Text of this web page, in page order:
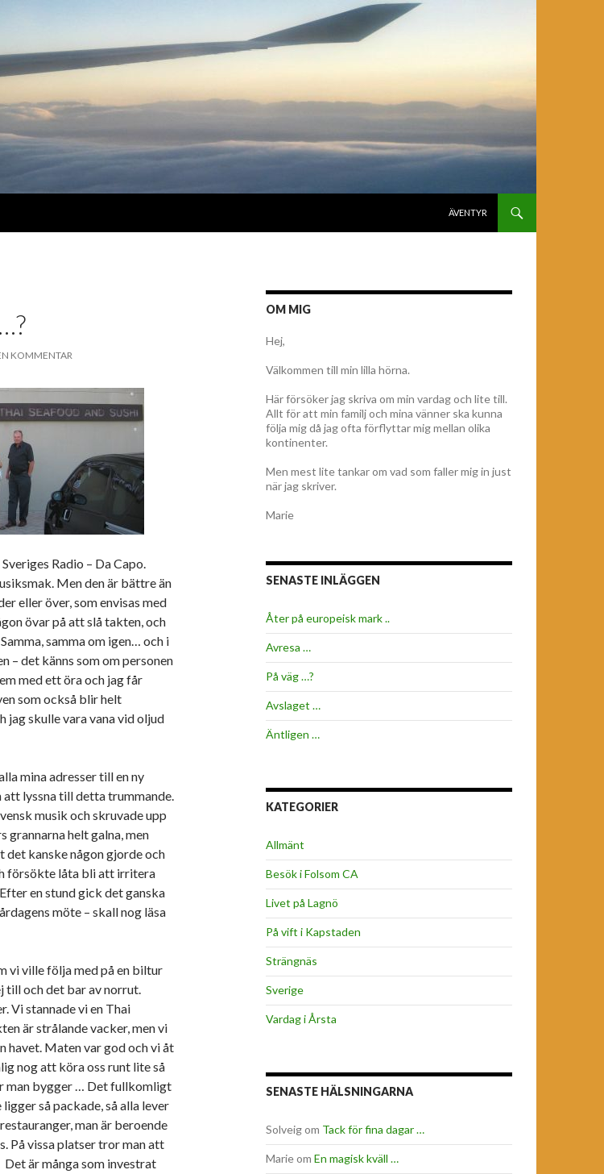
ÄVENTYR
KOMMENTAR
Radio – Da Capo.
Men den är bättre än
eller över, som envisas med
övar på att slå takten, och
samma om igen… och i
– det känns som om personen
med ett öra och jag får
som också blir helt
jag skulle vara vana vid oljud
mina adresser till en ny
lyssna till detta trummande.
musik och skruvade upp
grannarna helt galna, men
det kanske någon gjorde och
försökte låta bli att irritera
en stund gick det ganska
möte – skall nog läsa
vi ville följa med på en biltur
till och det bar av norrut.
Vi stannade vi en Thai
är strålande vacker, men vi
Maten var god och vi åt
nog att köra oss runt lite så
man bygger … Det fullkomligt
så packade, så alla lever
man är beroende
På vissa platser tror man att
är många som investrat
OM MIG
Hej,
Välkommen till min lilla hörna.
Här försöker jag skriva om min vardag och lite till.
Allt för att min familj och mina vänner ska kunna
följa mig då jag ofta förflyttar mig mellan olika
kontinenter.
Men mest lite tankar om vad som faller mig in just
när jag skriver.
Marie
SENASTE INLÄGGEN
Åter på europeisk mark ..
Avresa …
På väg …?
Avslaget …
Äntligen …
KATEGORIER
Allmänt
Besök i Folsom CA
Livet på Lagnö
På vift i Kapstaden
Strängnäs
Sverige
Vardag i Årsta
SENASTE HÄLSNINGARNA
Solveigom Tack för fina dagar …
Marieom En magisk kväll …